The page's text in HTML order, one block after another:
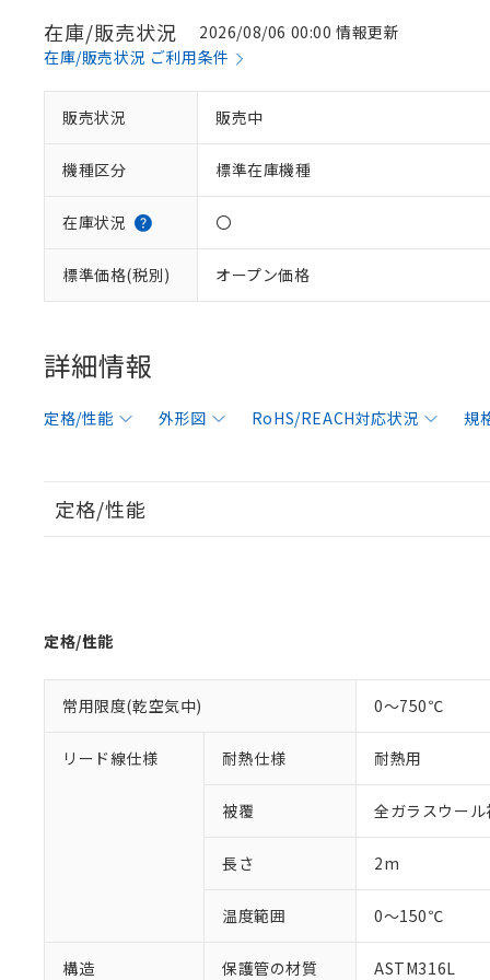
在庫/販売状況
2026/08/06 00:00 情報更新
在庫/販売状況 ご利用条件
販売状況 販売中
機種区分 標準在庫機種
在庫状況 〇
標準価格(税別) オープン価格
詳細情報
定格/性能 外形図 RoHS/REACH対応状況 規
定格/性能
定格/性能
常用限度(乾空気中) 0～750℃
リード線仕様 耐熱仕様 耐熱用
被覆 全ガラスウー
長さ 2m
温度範囲 0～150℃
構造 保護管の材質 ASTM316L
ご利用条件
以下の条件をお
本サービス
くものです。
当社制御機
在庫状況お
正式な納期
当社販売員
オムロン制御
対応済み：
調査・確認中：
非該当品：ライ
*EU RoHS指令（10物質
鉛(Pb) 1000ppm以下
六価クロム(Cr(Ⅵ))
フタル酸ビス(2-エチル
ル（DBP） 1000ppm
但し、RoHS指令で産
フタル酸エステル類の
※1 中国
「○」：最大均質
「×」：最大均質
「－」：未確認
Pb(鉛) :1000ppm、
DEHP(フタル酸ビス(2-
当社は、こ
う）を輸出
などの必要
当社は規制
当社は貴社
置等に一切
また当社は
記
説明